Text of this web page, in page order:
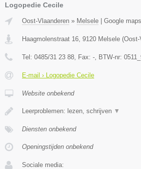
Logopedie Cecile
Oost-Vlaanderen » Melsele Google maps
Haagmolenstraat 16 9120 Melsele (Oost-
Tel: 0485/31 23 88 , Fax: - , BTW-nr:
E-mail › Logopedie Cecile
Website onbekend
Leerproblemen: lezen, schrijven ▼
Diensten onbekend
Openingstijden onbekend
Sociale media: